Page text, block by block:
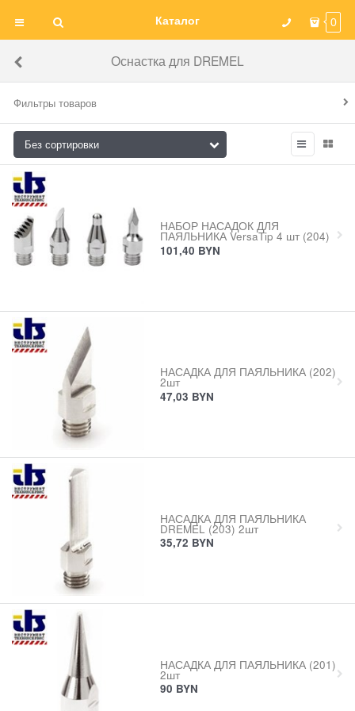
Каталог 0
Оснастка для DREMEL
Фильтры товаров
НАБОР НАСАДОК ДЛЯ
ПАЯЛЬНИКА VersaTip 4 шт (204)
101,40 BYN
НАСАДКА ДЛЯ ПАЯЛЬНИКА (202)
2шт
47,03 BYN
НАСАДКА ДЛЯ ПАЯЛЬНИКА
DREMEL (203) 2шт
35,72 BYN
НАСАДКА ДЛЯ ПАЯЛЬНИКА (201)
2шт
90 BYN